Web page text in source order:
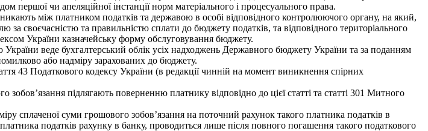
першої чи апеляційної інстанції норм матеріального і процесуального права.
між платником податків та державою в особі відповідного контролюючого органу, на який,
своєчасністю та правильністю сплати до бюджету податків, та відповідного територіального
України казначейську форму обслуговування бюджету.
веде бухгалтерський облік усіх надходжень Державного бюджету України та за поданням
або надміру зарахованих до бюджету.
43 Податкового кодексу України (в редакції чинній на момент виникнення спірних
підлягають поверненню платнику відповідно до цієї статті та статті 301 Митного
сплаченої суми грошового зобов’язання на поточний рахунок такого платника податків в
податків рахунку в банку, проводиться лише після повного погашення такого податкового